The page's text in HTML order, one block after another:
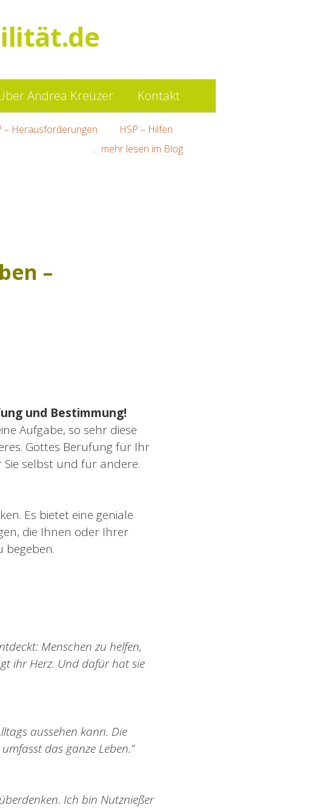
Andrea Kreuzer Kontakt
– Herausforderungen
HSP – Hilfen
… mehr lesen im Blog
–
und Bestimmung!
Aufgabe, so sehr diese
Gottes Berufung für Ihr
selbst und für andere.
Es bietet eine geniale
die Ihnen oder Ihrer
begeben.
Menschen zu helfen,
ihr Herz. Und dafür hat sie
aussehen kann. Die
das ganze Leben.”
Ich bin Nutznießer